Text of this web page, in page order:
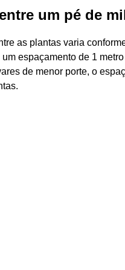
um pé de
as plantas varia
espaçamento de 1
de menor porte, o